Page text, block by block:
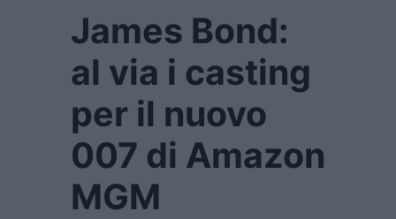
James Bond:
al via i casting
per il nuovo
007 di Amazon
MGM